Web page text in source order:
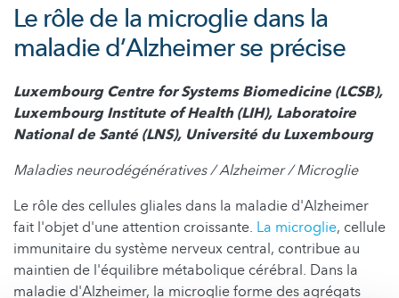
Le rôle de la microglie dans la
maladie d’Alzheimer se précise
Luxembourg Centre for Systems Biomedicine (LCSB),
Luxembourg Institute of Health (LIH), Laboratoire
National de Santé (LNS), Université du Luxembourg
Maladies neurodégénératives / Alzheimer / Microglie
Le rôle des cellules gliales dans la maladie d'Alzheimer
fait l'objet d'une attention croissante. La microglie, cellule
immunitaire du système nerveux central, contribue au
maintien de l'équilibre métabolique cérébral. Dans la
maladie d'Alzheimer, la microglie forme des agrégats